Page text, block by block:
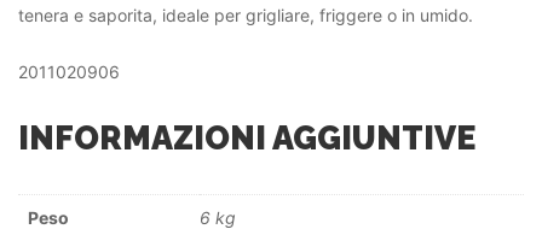
tenera e saporita, ideale per grigliare, friggere o in umido.
2011020906
INFORMAZIONI AGGIUNTIVE
Peso 6 kg